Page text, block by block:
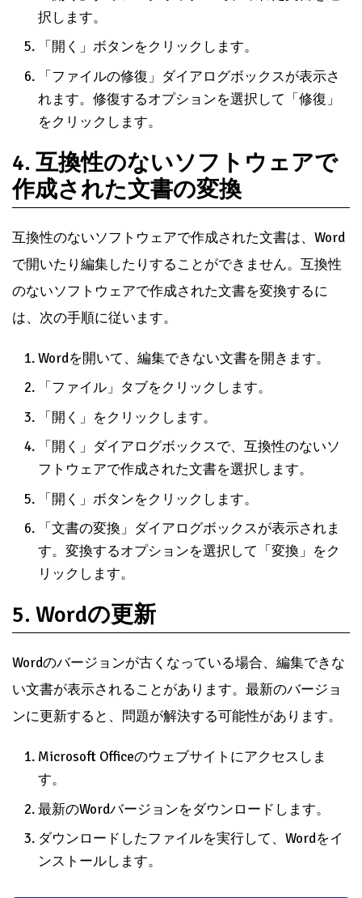
択します。
「開く」ボタンをクリックします。
「ファイルの修復」ダイアログボックスが表示さ
れます。修復するオプションを選択して「修復」
をクリックします。
4. 互換性のないソフトウェアで
作成された文書の変換
互換性のないソフトウェアで作成された文書は、Word
で開いたり編集したりすることができません。互換性
のないソフトウェアで作成された文書を変換するに
は、次の手順に従います。
Wordを開いて、編集できない文書を開きます。
「ファイル」タブをクリックします。
「開く」をクリックします。
「開く」ダイアログボックスで、互換性のないソ
フトウェアで作成された文書を選択します。
「開く」ボタンをクリックします。
「文書の変換」ダイアログボックスが表示されま
す。変換するオプションを選択して「変換」をク
リックします。
5. Wordの更新
Wordのバージョンが古くなっている場合、編集できな
い文書が表示されることがあります。最新のバージョ
ンに更新すると、問題が解決する可能性があります。
Microsoft Officeのウェブサイトにアクセスしま
す。
最新のWordバージョンをダウンロードします。
ダウンロードしたファイルを実行して、Wordをイ
ンストールします。